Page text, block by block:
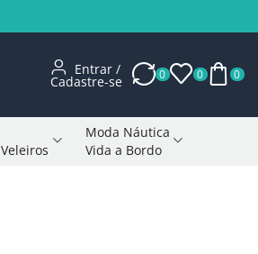
Entrar /
Cadastre-se 0 0 0
Veleiros
Moda Náutica
Vida a Bordo